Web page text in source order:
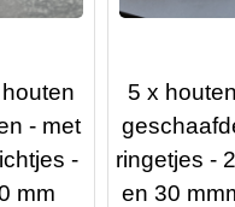
- met
-
mm
5 x houten
ringetjes -
en 30